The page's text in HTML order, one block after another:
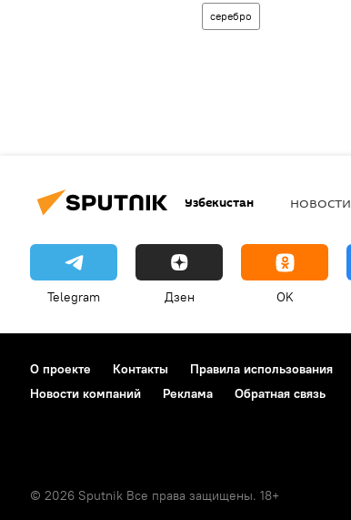
серебро
Узбекистан НОВОСТИ
Telegram Дзен OK
О проекте Контакты Правила использования
Новости компаний
Реклама Обратная связь
© 2026 Sputnik Все права защищены. 18+